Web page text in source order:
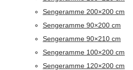
Sengeramme 200×200 cm
Sengeramme 90×200 cm
Sengeramme 90×210 cm
Sengeramme 100×200 cm
Sengeramme 120×200 cm